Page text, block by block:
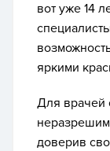
вот уже 14
яркими
Для врачей
доверив